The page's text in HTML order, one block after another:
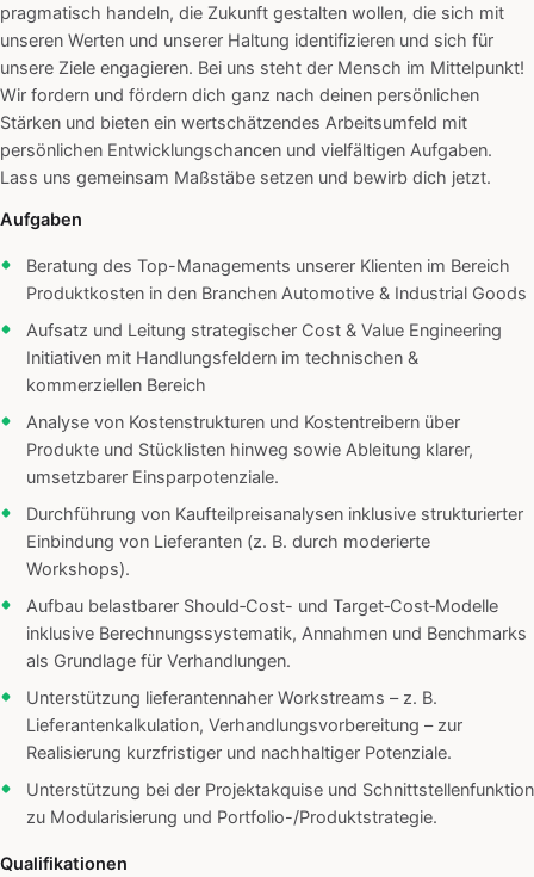
pragmatisch handeln, die Zukunft gestalten wollen, die sich mit
unseren Werten und unserer Haltung identifizieren und sich für
unsere Ziele engagieren. Bei uns steht der Mensch im Mittelpunkt!
Wir fordern und fördern dich ganz nach deinen persönlichen
Stärken und bieten ein wertschätzendes Arbeitsumfeld mit
persönlichen Entwicklungschancen und vielfältigen Aufgaben.
Lass uns gemeinsam Maßstäbe setzen und bewirb dich jetzt.
Aufgaben
Beratung des Top-Managements unserer Klienten im Bereich
Produktkosten in den Branchen Automotive & Industrial Goods
Aufsatz und Leitung strategischer Cost & Value Engineering
Initiativen mit Handlungsfeldern im technischen &
kommerziellen Bereich
Analyse von Kostenstrukturen und Kostentreibern über
Produkte und Stücklisten hinweg sowie Ableitung klarer,
umsetzbarer Einsparpotenziale.
Durchführung von Kaufteilpreisanalysen inklusive strukturierter
Einbindung von Lieferanten (z. B. durch moderierte
Workshops).
Aufbau belastbarer Should‑Cost- und Target‑Cost‑Modelle
inklusive Berechnungssystematik, Annahmen und Benchmarks
als Grundlage für Verhandlungen.
Unterstützung lieferantennaher Workstreams – z. B.
Lieferantenkalkulation, Verhandlungsvorbereitung – zur
Realisierung kurzfristiger und nachhaltiger Potenziale.
Unterstützung bei der Projektakquise und Schnittstellenfunktion
zu Modularisierung und Portfolio-/Produktstrategie.
Qualifikationen